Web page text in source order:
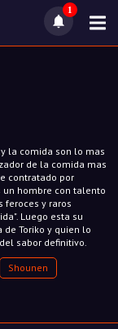
1
la comida son lo mas
de la comida mas
contratado por
un hombre con talento
feroces y raros
Luego esta su
Toriko y quien lo
sabor definitivo.
Shounen